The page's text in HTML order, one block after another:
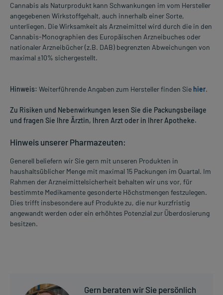
Cannabis als Naturprodukt kann Schwankungen im vom Hersteller
angegebenen Wirkstoffgehalt, auch innerhalb einer Sorte,
unterliegen. Die Wirksamkeit als Arzneimittel wird durch die in den
Cannabis-Monographien des Europäischen Arzneibuches oder
nationaler Arzneibücher (z.B. DAB) begrenzten Abweichungen von
maximal ±10% sichergestellt.
Hinweis: Weiterführende Angaben zum Hersteller finden Sie hier.
Zu Risiken und Nebenwirkungen lesen Sie die Packungsbeilage
und fragen Sie Ihre Ärztin, Ihren Arzt oder in Ihrer Apotheke.
Hinweis unserer Pharmazeuten:
Generell beliefern wir Sie gern mit unseren Produkten in
haushaltsüblicher Menge mit maximal 15 Packungen im Quartal. Im
Rahmen der Arzneimittelsicherheit behalten wir uns vor, für
bestimmte Medikamente gesonderte Höchstmengen festzulegen.
Dies trifft insbesondere auf Produkte zu, die nur kurzfristig
angewandt werden oder ein erhöhtes Potenzial zur Überdosierung
besitzen.
Gern beraten wir Sie persönlich